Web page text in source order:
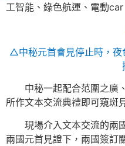
工智能、綠色航運、電動car
△中秘元首會見停止時，夜
中秘一起配合范圍之廣
所作文本交流典禮即可窺斑
現場介入文本交流的兩
兩國元首見證下，兩國簽訂